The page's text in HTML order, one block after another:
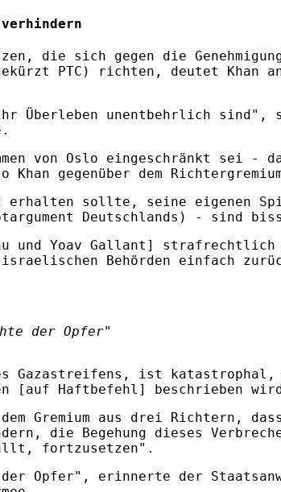
die sich gegen die
PTC) richten, deutet Khan
unentbehrlich sind",
von Oslo eingeschränkt sei -
gegenüber dem
erhalten sollte, seine eigenen
Deutschlands) - sind
und Yoav Gallant] strafrechtlich
Behörden einfach
der Opfer"
Gazastreifens, ist katastrophal,
Haftbefehl] beschrieben
Gremium aus drei Richtern,
die Begehung dieses
fällt, fortzusetzen".
Opfer", erinnerte der